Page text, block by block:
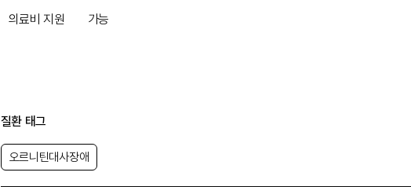
의료비 지원 가능
질환 태그
오르니틴대사장애